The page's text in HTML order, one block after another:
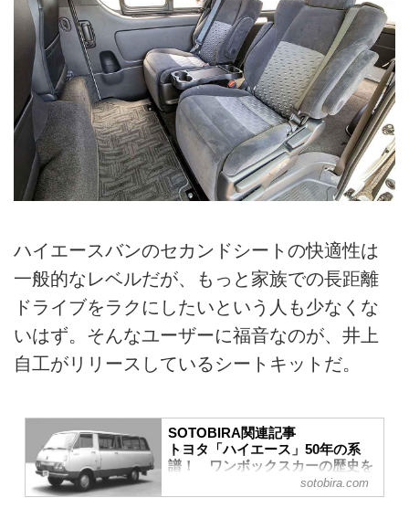
ハイエースバンのセカンドシートの快適性は
一般的なレベルだが、もっと家族での長距離
ドライブをラクにしたいという人も少なくな
いはず。そんなユーザーに福音なのが、井上
自工がリリースしているシートキットだ。
SOTOBIRA関連記事
トヨタ「ハイエース」50年の系
譜！ ワンボックスカーの歴史を
切り拓いた珠玉の名車！sotobira.com